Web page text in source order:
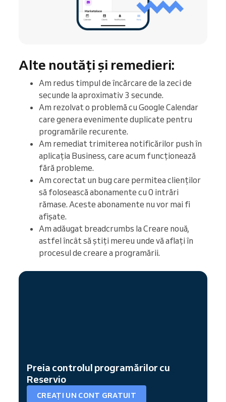
Alte noutăți și remedieri:
Am redus timpul de încărcare de la zeci de
secunde la aproximativ 3 secunde.
Am rezolvat o problemă cu Google Calendar
care genera evenimente duplicate pentru
programările recurente.
Am remediat trimiterea notificărilor push în
aplicația Business, care acum funcționează
fără probleme.
Am corectat un bug care permitea clienților
să folosească abonamente cu 0 intrări
rămase. Aceste abonamente nu vor mai fi
afișate.
Am adăugat breadcrumbs la Creare nouă,
astfel încât să știți mereu unde vă aflați în
procesul de creare a programării.
Preia controlul programărilor cu
Reservio
CREAȚI UN CONT GRATUIT